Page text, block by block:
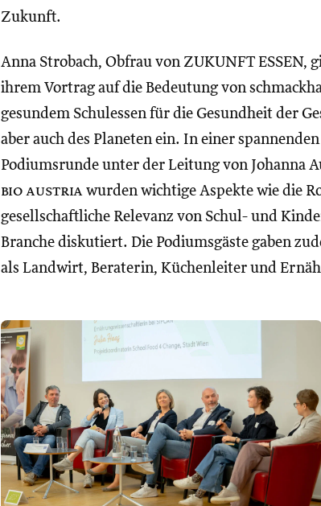
Zukunft.
Anna Strobach, Obfrau von ZUKUNFT ESSEN,
ihrem Vortrag auf die Bedeutung von
gesundem Schulessen für die Gesundheit der
aber auch des Planeten ein. In einer spannenden
Podiumsrunde unter der Leitung von Johanna
bio austria wurden wichtige Aspekte wie die
gesellschaftliche Relevanz von Schul- und
Branche diskutiert. Die Podiumsgäste gaben
als Landwirt, Beraterin, Küchenleiter und